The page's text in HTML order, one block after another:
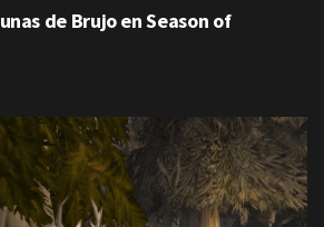
de Brujo en Season of